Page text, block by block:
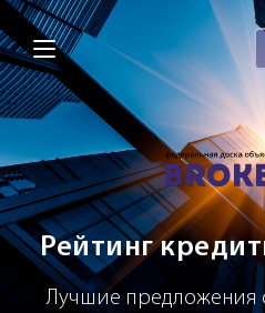
Brokery365 -
Рейтинг
Лучшие предложения